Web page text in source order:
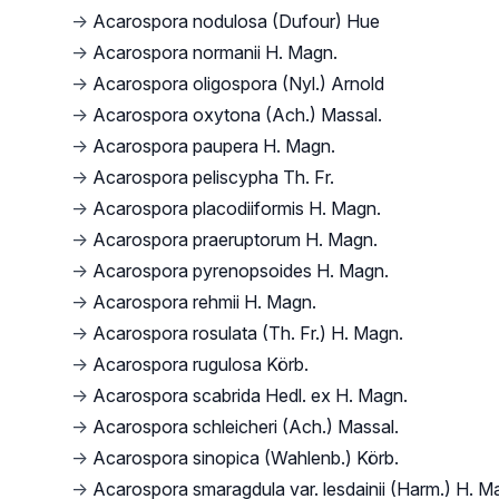
→ Acarospora nodulosa (Dufour) Hue
→ Acarospora normanii H. Magn.
→ Acarospora oligospora (Nyl.) Arnold
→ Acarospora oxytona (Ach.) Massal.
→ Acarospora paupera H. Magn.
→ Acarospora peliscypha Th. Fr.
→ Acarospora placodiiformis H. Magn.
→ Acarospora praeruptorum H. Magn.
→ Acarospora pyrenopsoides H. Magn.
→ Acarospora rehmii H. Magn.
→ Acarospora rosulata (Th. Fr.) H. Magn.
→ Acarospora rugulosa Körb.
→ Acarospora scabrida Hedl. ex H. Magn.
→ Acarospora schleicheri (Ach.) Massal.
→ Acarospora sinopica (Wahlenb.) Körb.
→ Acarospora smaragdula var. lesdainii (Harm.) H.